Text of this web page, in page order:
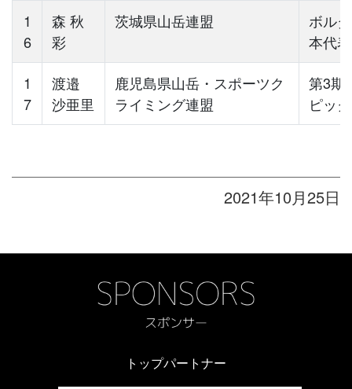
1
6
森 秋
彩
茨城県山岳連盟
ボル
本代表
1
7
渡邉
沙亜里
鹿児島県山岳・スポーツク
ライミング連盟
第3期
ピッ
2021年10月25日
トップパートナー